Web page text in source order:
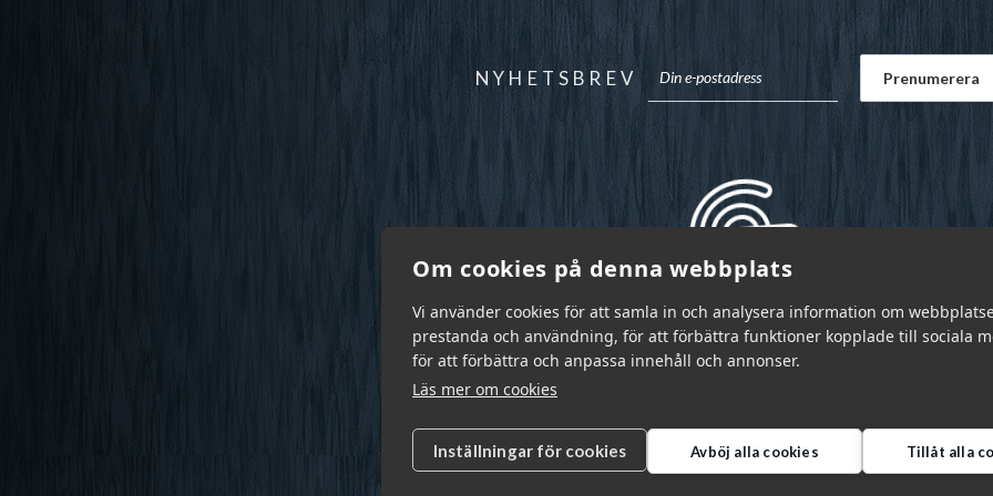
Om cookies på denna webbplats
Vi använder cookies för att samla in och analysera information om
prestanda och användning, för att förbättra funktioner kopplade till sociala
för att förbättra och anpassa innehåll och annonser.
Läs mer om cookies
Inställningar för cookies Avböj alla cookies Tillåt alla
NYHETSBREV
Garnr Sverige AB © 2026 | info@garnr.se 031 - 92